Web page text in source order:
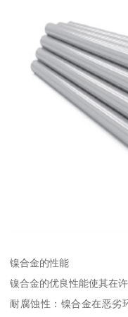
镍合金的性能
镍合金的优良性能使其在
耐腐蚀性：镍合金在恶劣